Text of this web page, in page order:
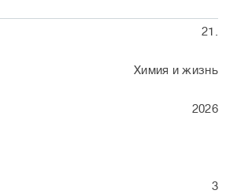
21.
Химия и жизнь
2026
3